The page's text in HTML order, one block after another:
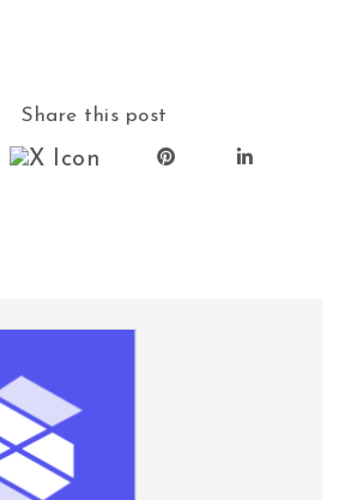
Share this post